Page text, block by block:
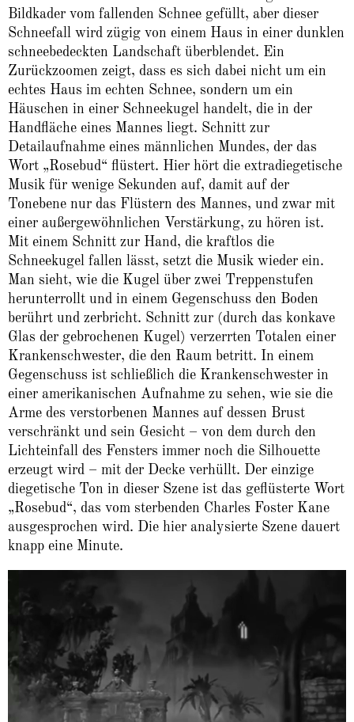
Bildkader vom fallenden Schnee gefüllt, aber dieser
Schneefall wird zügig von einem Haus in einer dunklen
schneebedeckten Landschaft überblendet. Ein
Zurückzoomen zeigt, dass es sich dabei nicht um ein
echtes Haus im echten Schnee, sondern um ein
Häuschen in einer Schneekugel handelt, die in der
Handfläche eines Mannes liegt. Schnitt zur
Detailaufnahme eines männlichen Mundes, der das
Wort „Rosebud“ flüstert. Hier hört die extradiegetische
Musik für wenige Sekunden auf, damit auf der
Tonebene nur das Flüstern des Mannes, und zwar mit
einer außergewöhnlichen Verstärkung, zu hören ist.
Mit einem Schnitt zur Hand, die kraftlos die
Schneekugel fallen lässt, setzt die Musik wieder ein.
Man sieht, wie die Kugel über zwei Treppenstufen
herunterrollt und in einem Gegenschuss den Boden
berührt und zerbricht. Schnitt zur (durch das konkave
Glas der gebrochenen Kugel) verzerrten Totalen einer
Krankenschwester, die den Raum betritt. In einem
Gegenschuss ist schließlich die Krankenschwester in
einer amerikanischen Aufnahme zu sehen, wie sie die
Arme des verstorbenen Mannes auf dessen Brust
verschränkt und sein Gesicht – von dem durch den
Lichteinfall des Fensters immer noch die Silhouette
erzeugt wird – mit der Decke verhüllt. Der einzige
diegetische Ton in dieser Szene ist das geflüsterte Wort
„Rosebud“, das vom sterbenden Charles Foster Kane
ausgesprochen wird. Die hier analysierte Szene dauert
knapp eine Minute.